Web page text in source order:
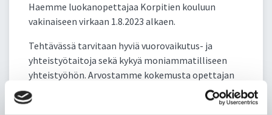
Haemme luokanopettajaa Korpitien kouluun
vakinaiseen virkaan 1.8.2023 alkaen.
Tehtävässä tarvitaan hyviä vuorovaikutus- ja
yhteistyötaitoja sekä kykyä moniammatilliseen
yhteistyöhön. Arvostamme kokemusta opettajan
työstä. Tarjoamme mielenkiintoisen työn
mukavassa työyhteisössä. Odotamme sinulta